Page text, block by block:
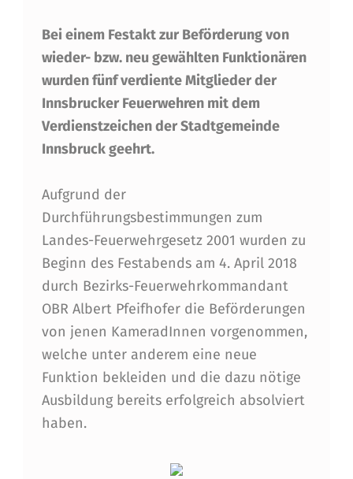
Ö
R
D
E
R
U
N
G
E
N
U
N
D
E
Bei einem Festakt zur Beförderung von
wieder- bzw. neu gewählten Funktionären
wurden fünf verdiente Mitglieder der
Innsbrucker Feuerwehren mit dem
Verdienstzeichen der Stadtgemeinde
Innsbruck geehrt.
Aufgrund der
Durchführungsbestimmungen zum
Landes-Feuerwehrgesetz 2001 wurden zu
Beginn des Festabends am 4. April 2018
durch Bezirks-Feuerwehrkommandant
OBR Albert Pfeifhofer die Beförderungen
von jenen KameradInnen vorgenommen,
welche unter anderem eine neue
Funktion bekleiden und die dazu nötige
Ausbildung bereits erfolgreich absolviert
haben.